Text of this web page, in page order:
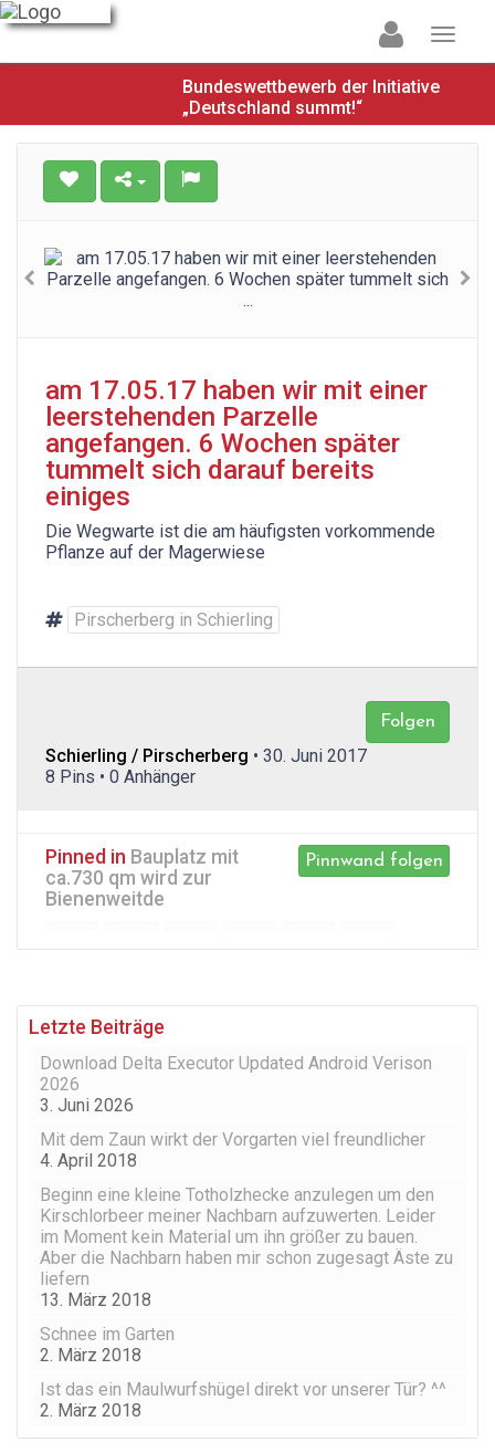
Bundeswettbewerb der Initiative
„Deutschland summt!“
am 17.05.17 haben wir mit einer
leerstehenden Parzelle
angefangen. 6 Wochen später
tummelt sich darauf bereits
einiges
Die Wegwarte ist die am häufigsten vorkommende
Pflanze auf der Magerwiese
Pirscherberg in Schierling
Folgen
Schierling / Pirscherberg • 30. Juni 2017
8 Pins • 0 Anhänger
Pinnwand folgen
Pinned in Bauplatz mit
ca.730 qm wird zur
Bienenweitde
Letzte Beiträge
Download Delta Executor Updated Android Verison
2026
3. Juni 2026
Mit dem Zaun wirkt der Vorgarten viel freundlicher
4. April 2018
Beginn eine kleine Totholzhecke anzulegen um den
Kirschlorbeer meiner Nachbarn aufzuwerten. Leider
im Moment kein Material um ihn größer zu bauen.
Aber die Nachbarn haben mir schon zugesagt Äste zu
liefern
13. März 2018
Schnee im Garten
2. März 2018
Ist das ein Maulwurfshügel direkt vor unserer Tür? ^^
2. März 2018